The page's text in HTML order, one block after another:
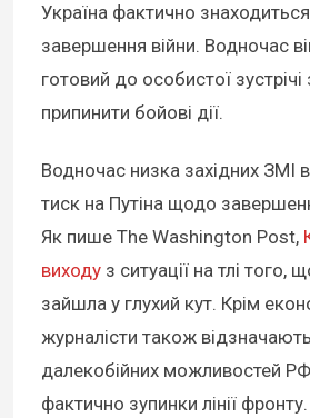
Україна фактично знаходиться
завершення війни. Водночас
готовий до особистої зустрічі
припинити бойові дії.
Водночас низка західних ЗМІ
тиск на Путіна щодо
Як пише The Washington Post,
виходу з ситуації на тлі того,
зайшла у глухий кут. Крім
журналісти також
далекобійних можливостей
фактично зупинки лінії фронту.